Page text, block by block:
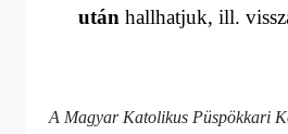
utánhallhatjuk,ill.
A Magyar Katolikus Püspökkari